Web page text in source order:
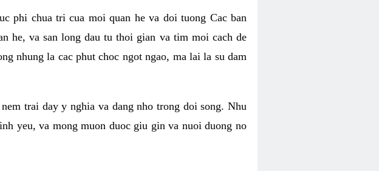
phi chua tri cua moi quan he va doi tuong Cac ban
he, va san long dau tu thoi gian va tim moi cach de
nhung la cac phut choc ngot ngao, ma lai la su dam
trai day y nghia va dang nho trong doi song. Nhu
yeu, va mong muon duoc giu gin va nuoi duong no